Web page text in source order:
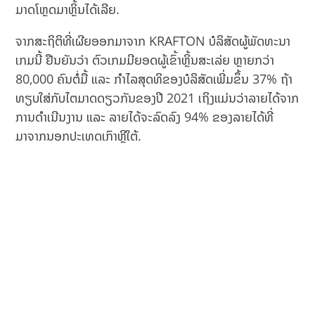
ມາດໂຫຼດມາຫຼິ້ນໄດ້ເລີຍ.
ຈາກສະຖິຕິທີ່ເຜີຍອອກມາຈາກ KRAFTON ບໍລິສັດຜູ້ພັດທະນາ
ເກມນີ້ ຢືນຍັນວ່າ ຕົວເກມມີຍອດຜູ້ເຂົ້າຫຼິ້ນສະເລ່ຍ ຫຼາຍກວ່າ
80,000 ຄົນຕໍ່ມື້ ແລະ ກຳໄລສຸດທິຂອງບໍລິສັດເພີ່ມຂຶ້ນ 37% ຖ້າ
ທຽບໃສ່ກັບໄຕມາດດຽວກັນຂອງປີ 2021 ເຖິງແມ່ນວ່າລາຍໄດ້ຈາກ
ການດຳເນີນງານ ແລະ ລາຍໄດ້ຈະລົດລົງ 94% ຂອງລາຍໄດ້ທີ່
ມາຈາກນອກປະເທດເກົາຫຼີໃຕ້.